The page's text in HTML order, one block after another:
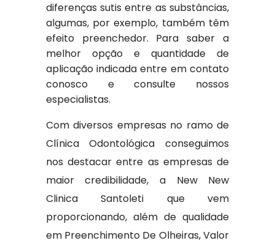
diferenças sutis entre as substâncias,
algumas, por exemplo, também têm
efeito preenchedor. Para saber a
melhor opção e quantidade de
aplicação indicada entre em contato
conosco e consulte nossos
especialistas.
Com diversos empresas no ramo de
Clínica Odontológica conseguimos
nos destacar entre as empresas de
maior credibilidade, a New New
Clinica Santoleti que vem
proporcionando, além de qualidade
em Preenchimento De Olheiras, Valor